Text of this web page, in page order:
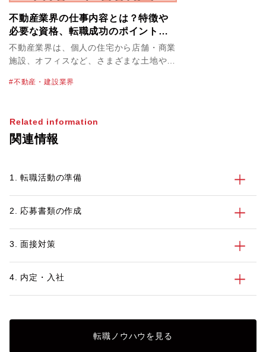
不動産業界の仕事内容とは？特徴や
必要な資格、転職成功のポイントを
解説！
不動産業界は、個人の住宅から店舗・商業
施設、オフィスなど、さまざまな土地や建
単価は高く、必然的に大きな案件を扱うこ
職で不動産業界を目指すにあたって、仕事
内容や必要なスキルを正しく知っておきた
て、業界の特徴や主な仕事内容、不動産業
します。
不動産・建設業界
Related information
関連情報
1. 転職活動の準備
2. 応募書類の作成
3. 面接対策
4. 内定・入社
転職ノウハウを見る